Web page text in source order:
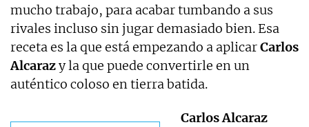
mucho trabajo, para acabar tumbando a sus
rivales incluso sin jugar demasiado bien. Esa
receta es la que está empezando a aplicarCarlos
Alcarazy la que puede convertirle en un
auténtico coloso en tierra batida.
Carlos Alcaraz